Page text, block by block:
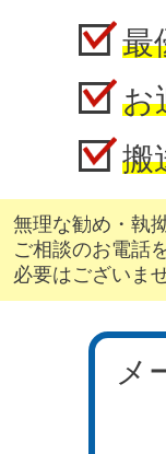
最
お
搬
無理な勧め・執
ご相談のお電話
必要はございま
メ